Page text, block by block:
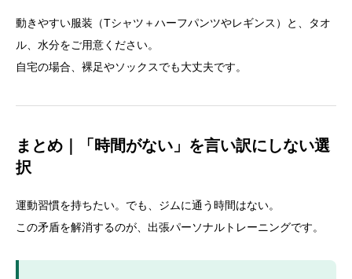
動きやすい服装（Tシャツ＋ハーフパンツやレギンス）と、タオ
ル、水分をご用意ください。
自宅の場合、裸足やソックスでも大丈夫です。
まとめ｜「時間がない」を言い訳にしない選
択
運動習慣を持ちたい。でも、ジムに通う時間はない。
この矛盾を解消するのが、出張パーソナルトレーニングです。